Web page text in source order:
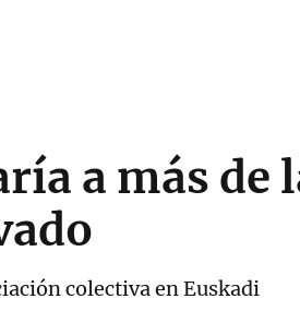
a más de
colectiva en Euskadi